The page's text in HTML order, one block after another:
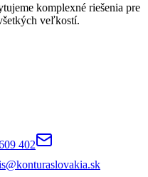
komplexné riešenia pre
veľkostí.
402